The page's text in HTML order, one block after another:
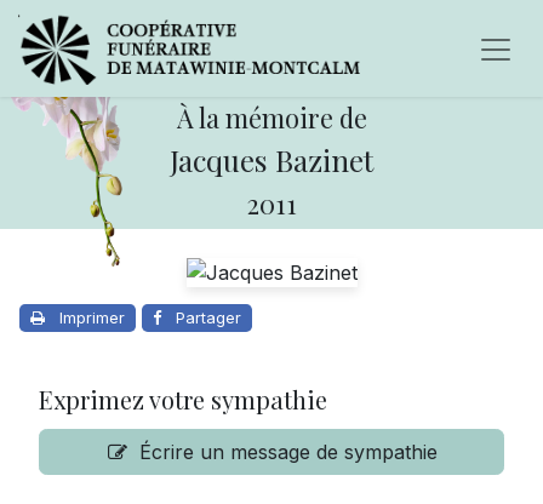
À la mémoire de
Jacques Bazinet
2011
Imprimer Partager
Exprimez votre sympathie
Écrire un message de sympathie